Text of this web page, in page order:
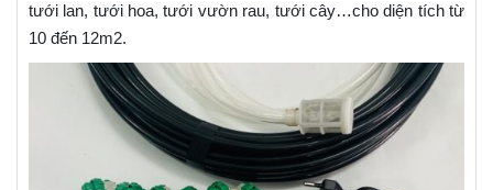
tưới lan, tưới hoa, tưới vườn rau, tưới cây…cho diện tích từ
10 đến 12m2.